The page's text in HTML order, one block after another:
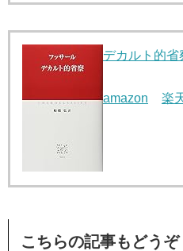
デカルト的省
amazon 楽
こちらの記事もどうぞ